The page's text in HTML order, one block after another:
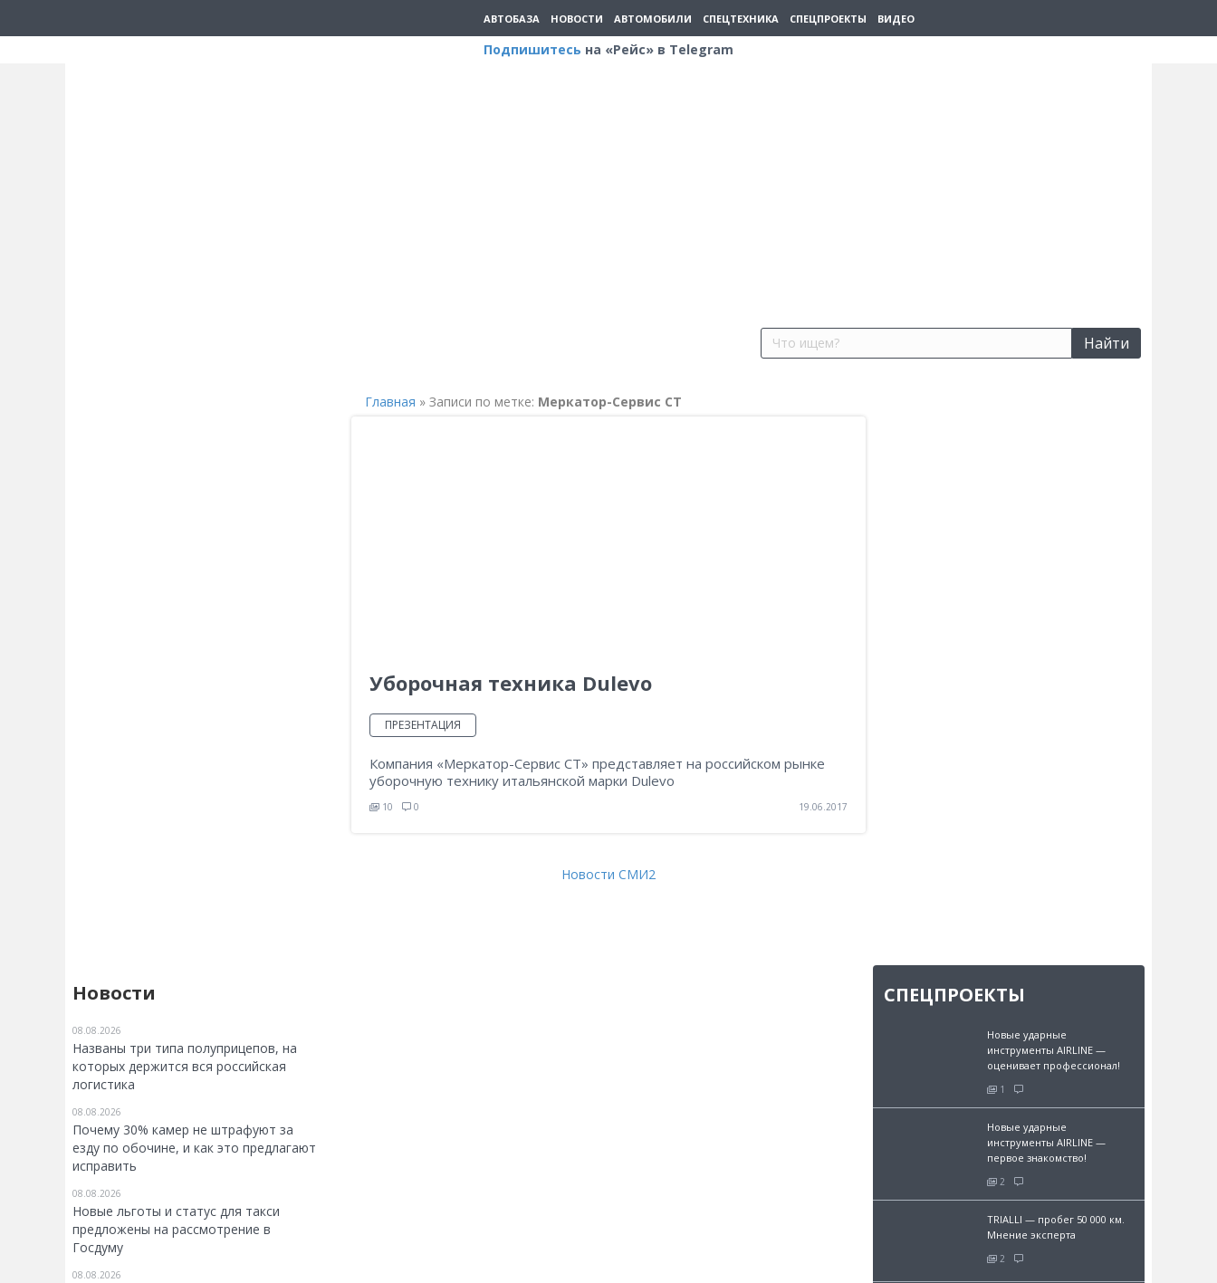
АВТОБАЗА НОВОСТИ АВТОМОБИЛИ СПЕЦТЕХНИКА СПЕЦПРОЕКТЫ ВИДЕО
Подпишитесь на «Рейс» в Telegram
Найти
Новости
08.08.2026
Названы три типа полуприцепов, на
которых держится вся российская
логистика
08.08.2026
Почему 30% камер не штрафуют за
езду по обочине, и как это предлагают
исправить
08.08.2026
Новые льготы и статус для такси
предложены на рассмотрение в
Госдуму
08.08.2026
Главная » Записи по метке: Меркатор-Сервис СТ
Уборочная техника Dulevo
ПРЕЗЕНТАЦИЯ
Компания «Меркатор-Сервис СТ» представляет на российском рынке
уборочную технику итальянской марки Dulevo
10 0 19.06.2017
Новости СМИ2
СПЕЦПРОЕКТЫ
Новые ударные
инструменты AIRLINE —
оценивает профессионал!
1
Новые ударные
инструменты AIRLINE —
первое знакомство!
2
TRIALLI — пробег 50 000 км.
Мнение эксперта
2